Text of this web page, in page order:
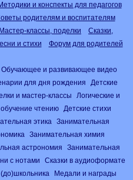
и конспекты для педагогов
родителям и воспитателям
Мастер-классы, поделки
Сказки,
и стихи Форум для родителей
Обучающее и развивающее видео
для дня рождения
Детские
и мастер-классы
Логические и
чтению
Детские стихи
этика
Занимательная
Занимательная химия
астрономия
Занимательная
с нотами
Сказки в аудиоформате
Медали и награды